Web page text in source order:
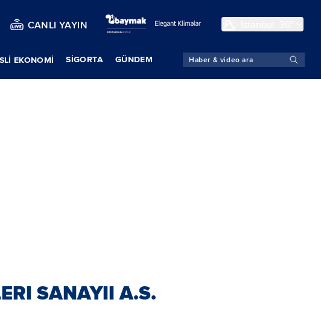
CANLI YAYIN
EKONOMİ SIGORTA GÜNDEM
SANAYII A.S.